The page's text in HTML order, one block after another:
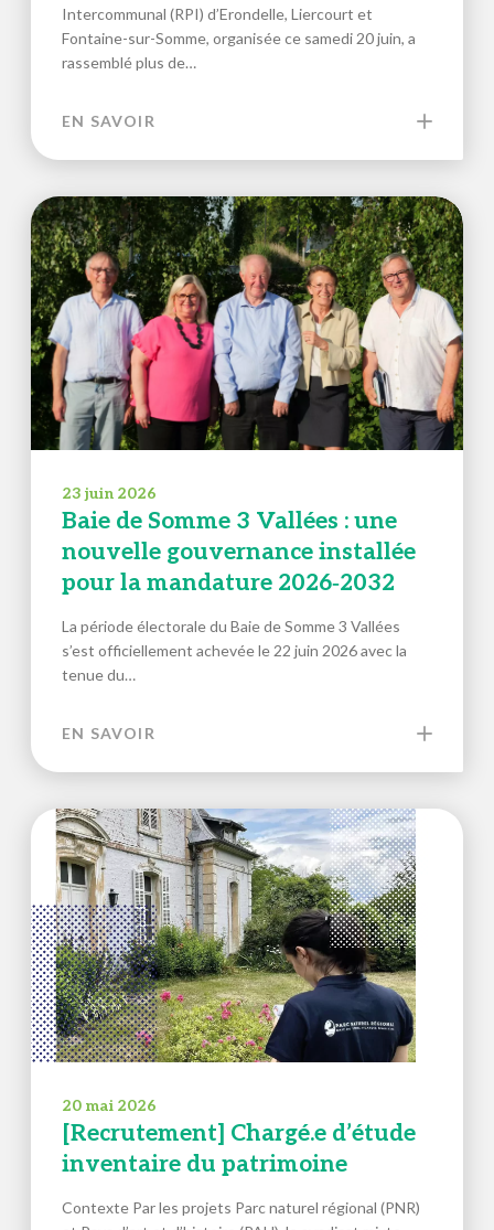
Intercommunal (RPI) d’Erondelle, Liercourt et
Fontaine-sur-Somme, organisée ce samedi 20 juin, a
rassemblé plus de…
EN SAVOIR
23 juin 2026
Baie de Somme 3 Vallées : une
nouvelle gouvernance installée
pour la mandature 2026‑2032
La période électorale du Baie de Somme 3 Vallées
s’est officiellement achevée le 22 juin 2026 avec la
tenue du…
EN SAVOIR
20 mai 2026
[Recrutement] Chargé.e d’étude
inventaire du patrimoine
Contexte Par les projets Parc naturel régional (PNR)